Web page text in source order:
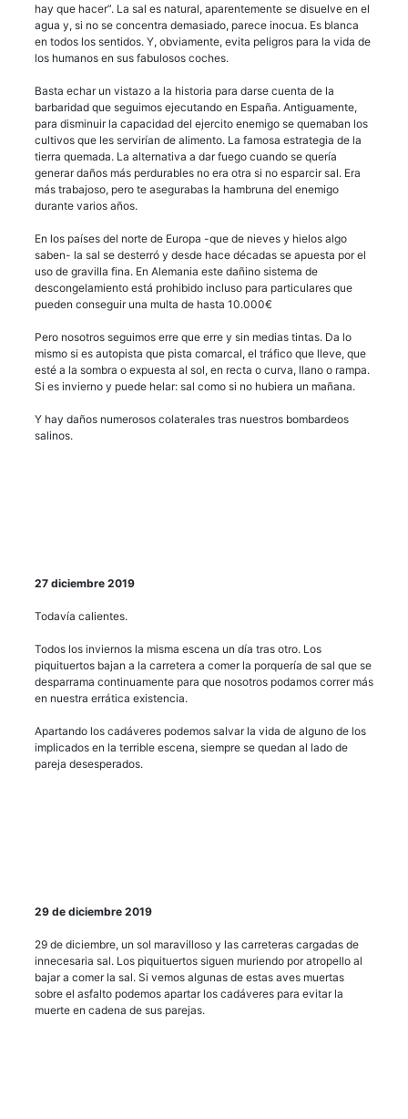
hay que hacer”. La sal es natural, aparentemente se disuelve en el
agua y, si no se concentra demasiado, parece inocua. Es blanca
en todos los sentidos. Y, obviamente, evita peligros para la vida de
los humanos en sus fabulosos coches.
Basta echar un vistazo a la historia para darse cuenta de la
barbaridad que seguimos ejecutando en España. Antiguamente,
para disminuir la capacidad del ejercito enemigo se quemaban los
cultivos que les servirían de alimento. La famosa estrategia de la
tierra quemada. La alternativa a dar fuego cuando se quería
generar daños más perdurables no era otra si no esparcir sal. Era
más trabajoso, pero te asegurabas la hambruna del enemigo
durante varios años.
En los países del norte de Europa -que de nieves y hielos algo
saben- la sal se desterró y desde hace décadas se apuesta por el
uso de gravilla fina. En Alemania este dañino sistema de
descongelamiento está prohibido incluso para particulares que
pueden conseguir una multa de hasta 10.000€
Pero nosotros seguimos erre que erre y sin medias tintas. Da lo
mismo si es autopista que pista comarcal, el tráfico que lleve, que
esté a la sombra o expuesta al sol, en recta o curva, llano o rampa.
Si es invierno y puede helar: sal como si no hubiera un mañana.
Y hay daños numerosos colaterales tras nuestros bombardeos
salinos.
27 diciembre 2019
Todavía calientes.
Todos los inviernos la misma escena un día tras otro. Los
piquituertos bajan a la carretera a comer la porquería de sal que se
desparrama continuamente para que nosotros podamos correr más
en nuestra errática existencia.
Apartando los cadáveres podemos salvar la vida de alguno de los
implicados en la terrible escena, siempre se quedan al lado de
pareja desesperados.
29 de diciembre 2019
29 de diciembre, un sol maravilloso y las carreteras cargadas de
innecesaria sal. Los piquituertos siguen muriendo por atropello al
bajar a comer la sal. Si vemos algunas de estas aves muertas
sobre el asfalto podemos apartar los cadáveres para evitar la
muerte en cadena de sus parejas.